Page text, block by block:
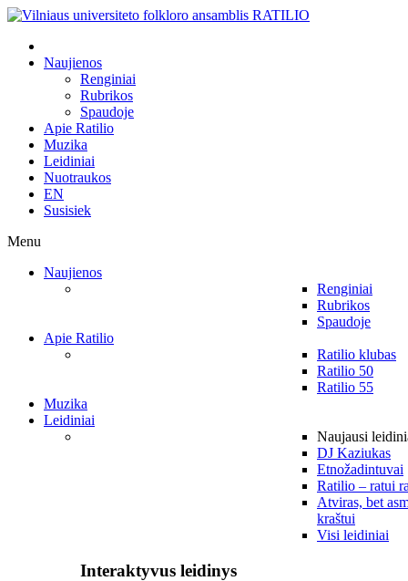
Naujienos
Renginiai
Rubrikos
Spaudoje
Apie Ratilio
Muzika
Leidiniai
Nuotraukos
EN
Susisiek
Menu
Naujienos
Renginiai
Rubrikos
Spaudoje
Apie Ratilio
Ratilio klubas
Ratilio 50
Ratilio 55
Muzika
Leidiniai
Naujausi
DJ Kaziukas
Etnožadintuvai
Ratilio – ratui
Atviras, bet
kraštui
Visi leidiniai
Interaktyvus leidinys